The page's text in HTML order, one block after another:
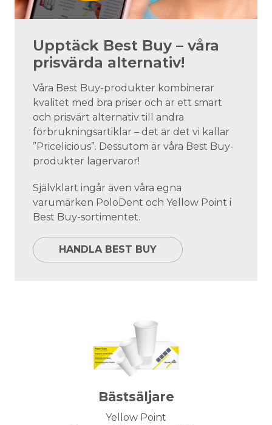
Upptäck Best Buy – våra
prisvärda alternativ!
Våra Best Buy-produkter kombinerar
kvalitet med bra priser och är ett smart
och prisvärt alternativ till andra
förbrukningsartiklar – det är det vi kallar
”Pricelicious”. Dessutom är våra Best Buy-
produkter lagervaror!
Självklart ingår även våra egna
varumärken PoloDent och Yellow Point i
Best Buy-sortimentet.
HANDLA BEST BUY
Bästsäljare
Yellow Point